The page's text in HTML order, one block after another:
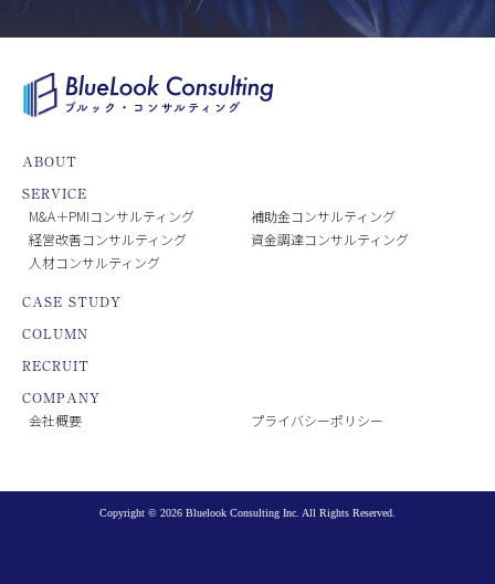
ABOUT
SERVICE
M&A＋PMIコンサルティング
補助金コンサルティング
経営改善コンサルティング
資金調達コンサルティング
人材コンサルティング
CASE STUDY
COLUMN
RECRUIT
COMPANY
会社概要 プライバシーポリシー
Copyright © 2026 Bluelook Consulting Inc. All Rights Reserved.